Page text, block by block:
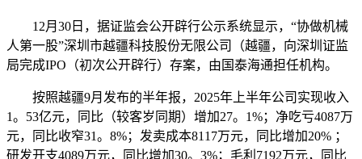
12月30日，据证监会公开辟行公示系统显示，“协做机械
人第一股”深圳市越疆科技股份无限公司（越疆，向深圳证监
局完成IPO（初次公开辟行）存案，由国泰海通担任机构。
按照越疆9月发布的半年报，2025年上半年公司实现收入
1。53亿元，同比（较客岁同期）增加27。1%；净吃亏4087万
元，同比收窄31。8%；发卖成本8117万元，同比增加20% ；
研发开支4089万元，同比增加30。3%；毛利7192万元，同比